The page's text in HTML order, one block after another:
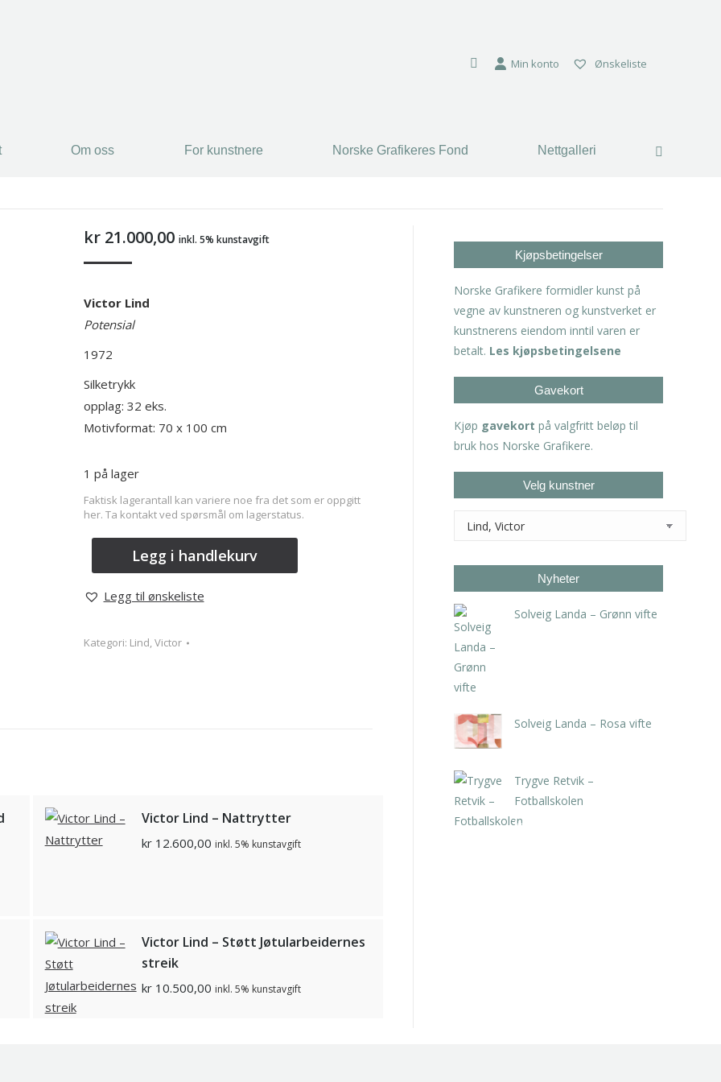
Min konto Ønskeliste
Om oss For kunstnere Norske Grafikeres Fond Nettgalleri Search:
kr21.000,00 inkl. 5% kunstavgift
Victor Lind
Potensial
1972
Silketrykk
opplag: 32 eks.
Motivformat: 70 x 100 cm
1 på lager
Faktisk lagerantall kan variere noe fra det som er oppgitt
her. Ta kontakt ved spørsmål om lagerstatus.
Legg i handlekurv
Legg til ønskeliste
Kategori: Lind, Victor
Victor Lind – Nattrytter
kr12.600,00 inkl. 5% kunstavgift
Victor Lind – Støtt Jøtularbeidernes
streik
kr10.500,00 inkl. 5% kunstavgift
Kjøpsbetingelser
Norske Grafikere formidler kunst på
vegne av kunstneren og kunstverket er
kunstnerens eiendom inntil varen er
betalt. Les kjøpsbetingelsene
Gavekort
Kjøp gavekort på valgfritt beløp til
bruk hos Norske Grafikere.
Velg kunstner
Nyheter
Solveig Landa – Grønn vifte
Solveig Landa – Rosa vifte
Trygve Retvik –
Fotballskolen
kr